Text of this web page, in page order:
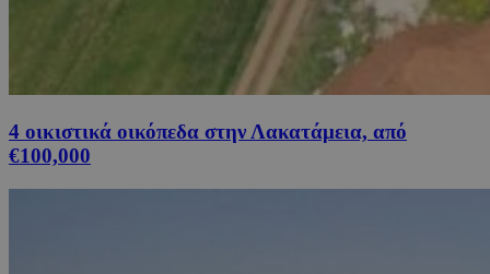
4 οικιστικά οικόπεδα στην Λακατάμεια, από
€100,000